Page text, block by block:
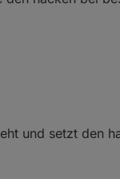
und setzt den